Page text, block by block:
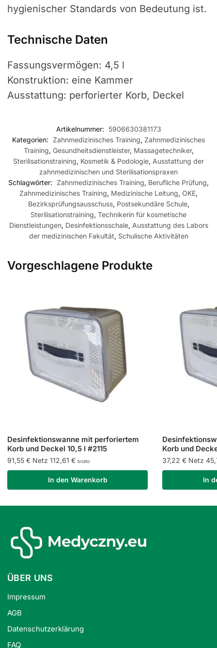
hygienischer Standards von Bedeutung ist.
Technische Daten
Fassungsvermögen: 4,5 l
Konstruktion: eine Kammer
Ausstattung: perforierter Korb, Deckel
Artikelnummer:
5906630381173
Kategorien: Zahnmedizinisches Training, Zahnmedizinisches
Training, Gesundheitsdienstleister, Massagetechniker,
Sterilisationstraining, Kosmetik & Podologie, Ausstattung der
zahnmedizinischen und Sterilisationspraxen
Schlagwörter: Zahnmedizinisches Training, Berufliche Prüfung,
Zahnmedizinisches Training, Medizinische Leitung, OKE,
Bezirksprüfungsausschuss, Postsekundäre Schule,
Sterilisationstraining, Technikerin für kosmetische
Dienstleistungen, Desinfektionsschale, Ausstattung des Labors
der medizinischen Fakultät, Schulische Aktivitäten
Vorgeschlagene Produkte
Desinfektionswanne mit perforiertem
Korb und Deckel 10,5 l #2115
91,55 € Netz 112,61 € brutto
In den Warenkorb
Korb und
37,22 € Netz
In
ÜBER UNS
Impressum
AGB
Datenschutzerklärung
FAQ